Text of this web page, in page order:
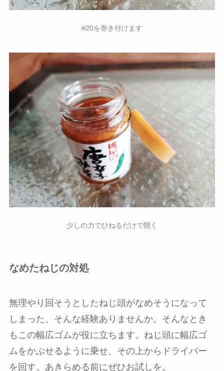
#20を巻き付けます
少しの力でひねるだけで開く
なめたねじの対処
無理やり回そうとしたねじ頭がなめそうになって
しまった、そんな経験ありませんか。そんなとき
もこの幅広ゴムが役に立ちます。ねじ頭に幅広ゴ
ムをかぶせるように乗せ、その上からドライバー
を回す。あきらめる前にぜひお試しを。